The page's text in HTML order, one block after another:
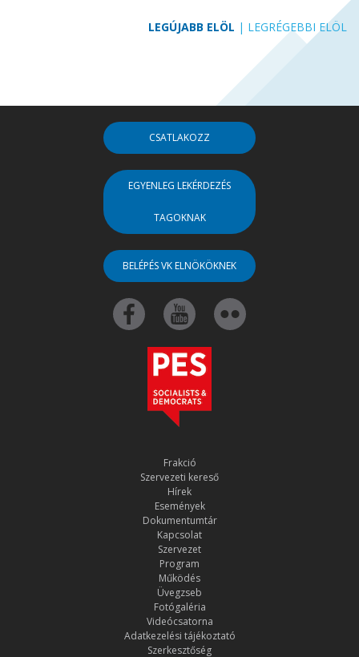
LEGÚJABB ELÖL | LEGRÉGEBBI ELÖL
CSATLAKOZZ
EGYENLEG LEKÉRDEZÉS
TAGOKNAK
BELÉPÉS VK ELNÖKÖKNEK
Frakció
Szervezeti kereső
Hírek
Események
Dokumentumtár
Kapcsolat
Szervezet
Program
Működés
Üvegzseb
Fotógaléria
Videócsatorna
Adatkezelési tájékoztató
Szerkesztőség